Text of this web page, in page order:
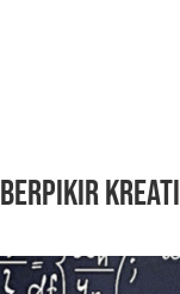
Berpikir